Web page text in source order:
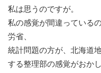
私は思うのですが。
私の感覚が間違っている
労省、
統計問題の方が、北海道
する整理部の感覚がおかし